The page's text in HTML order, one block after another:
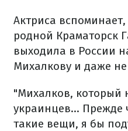
Актриса
родной Краматорск
выходила в России
Михалкову и даже
"Михалков, который
украинцев... Прежде
такие вещи, я бы